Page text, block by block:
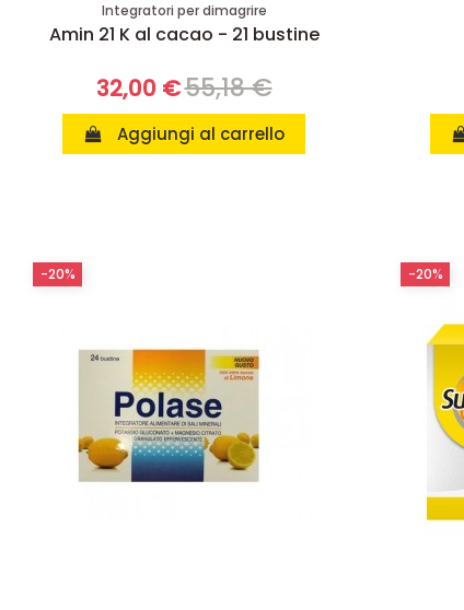
Integratori per dimagrire
Amin 21 K al cacao - 21 bustine
32,00 €55,18 €
Aggiungi al carrello
-20% -20%